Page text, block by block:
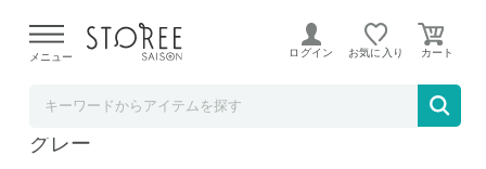
よる配送遅延が発生しております。
メニュー ログイン お気に入り
カラリデイ 吸水ヘアターバン ヘアターバン
グレー